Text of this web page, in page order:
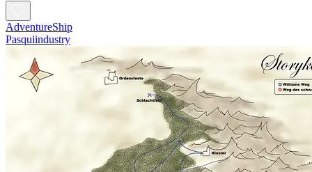
AdventureShip
Pasquiindustry